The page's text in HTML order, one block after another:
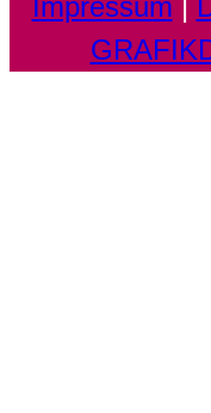
Impressum